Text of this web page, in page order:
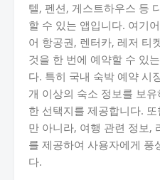
텔, 펜션, 게스트하우스 등
할 수 있는 앱입니다. 여기
어 항공권, 렌터카, 레저 티
것을 한 번에 예약할 수 있
다. 특히 국내 숙박 예약 시
개 이상의 숙소 정보를 보
한 선택지를 제공합니다.
만 아니라, 여행 관련 정보,
를 제공하여 사용자에게 풍
다.